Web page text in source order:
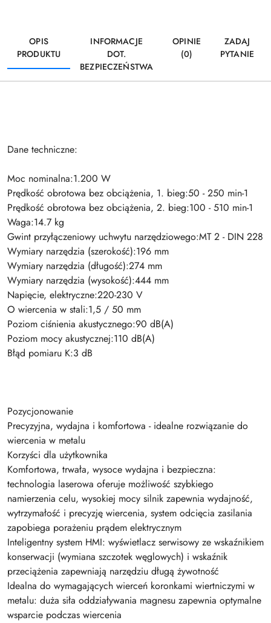
OPIS
PRODUKTU
INFORMACJE
DOT.
BEZPIECZEŃSTWA
OPINIE
(0)
ZADAJ
PYTANIE
Dane techniczne:
Moc nominalna:1.200 W
Prędkość obrotowa bez obciążenia, 1. bieg:50 - 250 min-1
Prędkość obrotowa bez obciążenia, 2. bieg:100 - 510 min-1
Waga:14.7 kg
Gwint przyłączeniowy uchwytu narzędziowego:MT 2 - DIN 228
Wymiary narzędzia (szerokość):196 mm
Wymiary narzędzia (długość):274 mm
Wymiary narzędzia (wysokość):444 mm
Napięcie, elektryczne:220-230 V
O wiercenia w stali:1,5 / 50 mm
Poziom ciśnienia akustycznego:90 dB(A)
Poziom mocy akustycznej:110 dB(A)
Błąd pomiaru K:3 dB
Pozycjonowanie
Precyzyjna, wydajna i komfortowa - idealne rozwiązanie do
wiercenia w metalu
Korzyści dla użytkownika
Komfortowa, trwała, wysoce wydajna i bezpieczna:
technologia laserowa oferuje możliwość szybkiego
namierzenia celu, wysokiej mocy silnik zapewnia wydajność,
wytrzymałość i precyzję wiercenia, system odcięcia zasilania
zapobiega porażeniu prądem elektrycznym
Inteligentny system HMI: wyświetlacz serwisowy ze wskaźnikiem
konserwacji (wymiana szczotek węglowych) i wskaźnik
przeciążenia zapewniają narzędziu długą żywotność
Idealna do wymagających wierceń koronkami wiertniczymi w
metalu: duża siła oddziaływania magnesu zapewnia optymalne
wsparcie podczas wiercenia